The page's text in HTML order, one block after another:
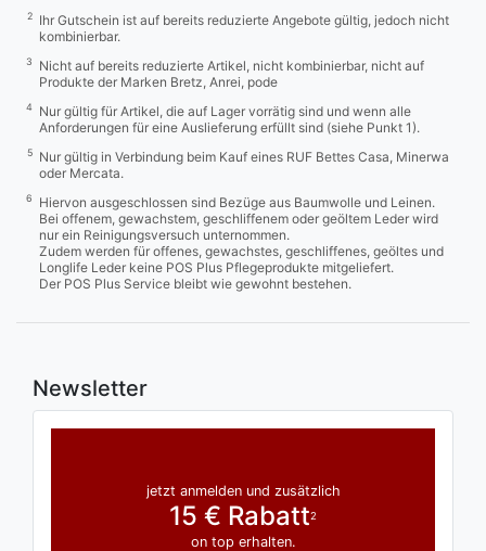
2
Ihr Gutschein ist auf bereits reduzierte Angebote gültig, jedoch nicht
kombinierbar.
3
Nicht auf bereits reduzierte Artikel, nicht kombinierbar, nicht auf
Produkte der Marken Bretz, Anrei, pode
4
Nur gültig für Artikel, die auf Lager vorrätig sind und wenn alle
Anforderungen für eine Auslieferung erfüllt sind (siehe Punkt 1).
5
Nur gültig in Verbindung beim Kauf eines RUF Bettes Casa, Minerwa
oder Mercata.
6
Hiervon ausgeschlossen sind Bezüge aus Baumwolle und Leinen.
Bei offenem, gewachstem, geschliffenem oder geöltem Leder wird
nur ein Reinigungsversuch unternommen.
Zudem werden für offenes, gewachstes, geschliffenes, geöltes und
Longlife Leder keine POS Plus Pflegeprodukte mitgeliefert.
Der POS Plus Service bleibt wie gewohnt bestehen.
Newsletter
jetzt anmelden und zusätzlich
15 € Rabatt2
on top erhalten.